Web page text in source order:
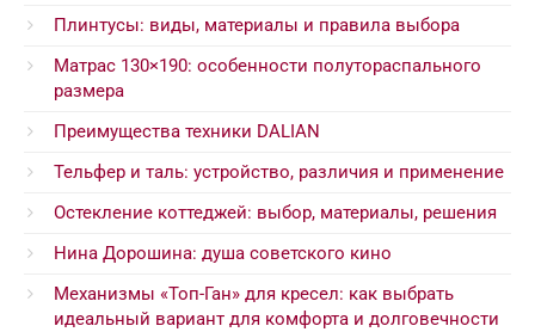
Плинтусы: виды, материалы и правила выбора
Матрас 130×190: особенности полутораспального
размера
Преимущества техники DALIAN
Тельфер и таль: устройство, различия и применение
Остекление коттеджей: выбор, материалы, решения
Нина Дорошина: душа советского кино
Механизмы «Топ-Ган» для кресел: как выбрать
идеальный вариант для комфорта и долговечности